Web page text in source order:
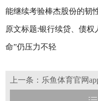
能继续考验棒杰股份的韧
原文标题:银行续贷、债权
命”仍压力不轻